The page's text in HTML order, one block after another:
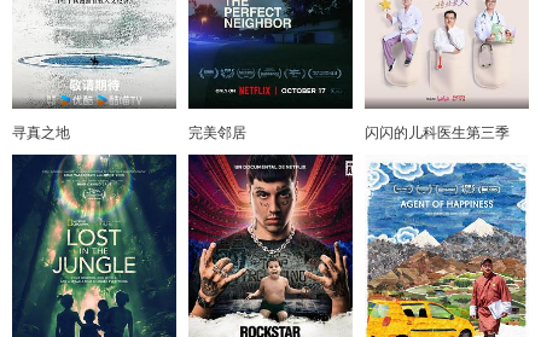
寻真之地 完美邻居 闪闪的儿科医生第三季